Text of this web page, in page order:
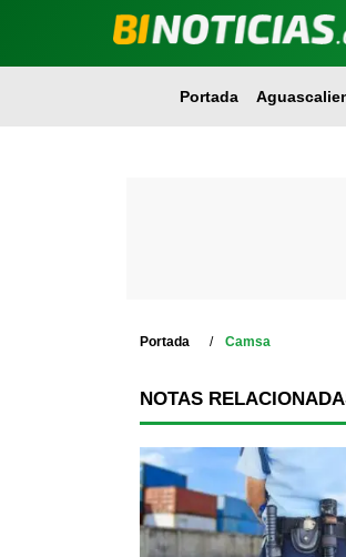
Portada
Portada Camsa
NOTAS